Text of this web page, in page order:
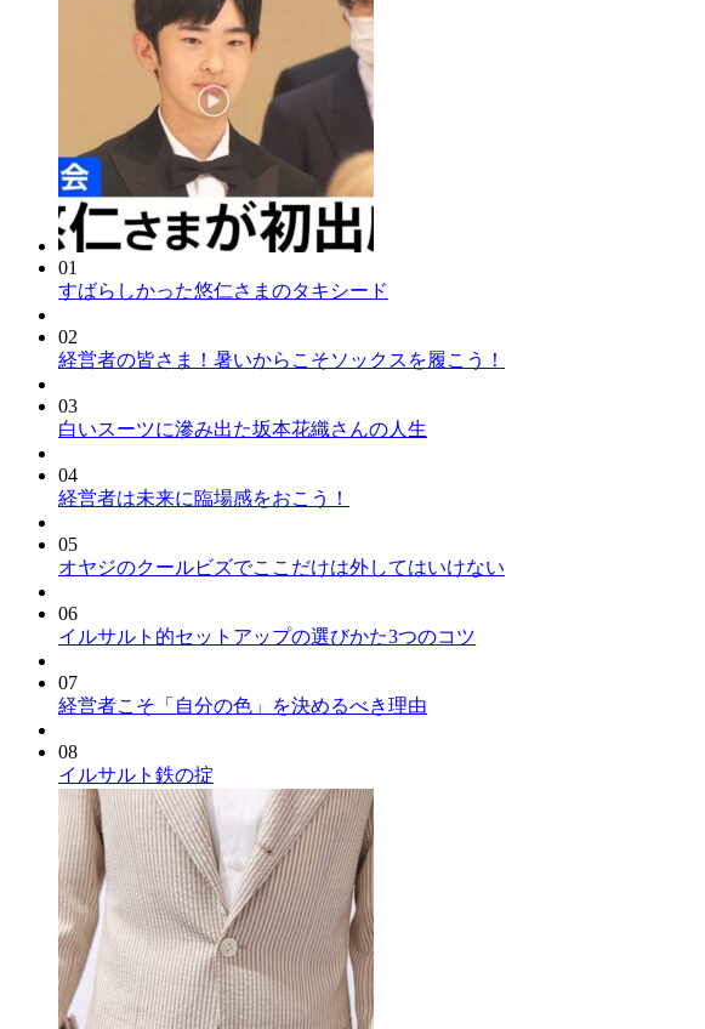
01
すばらしかった悠仁さまのタキシード
02
経営者の皆さま！暑いからこそソックスを履こう！
03
白いスーツに滲み出た坂本花織さんの人生
04
経営者は未来に臨場感をおこう！
05
オヤジのクールビズでここだけは外してはいけない
06
イルサルト的セットアップの選びかた3つのコツ
07
経営者こそ「自分の色」を決めるべき理由
08
イルサルト鉄の掟